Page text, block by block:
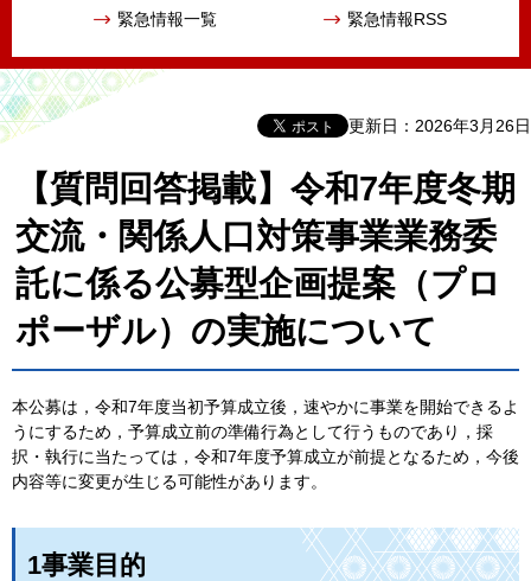
緊急情報一覧 緊急情報RSS
更新日：2026年3月26日
【質問回答掲載】令和7年度冬期
交流・関係人口対策事業業務委
託に係る公募型企画提案（プロ
ポーザル）の実施について
本公募は，令和7年度当初予算成立後，速やかに事業を開始できるよ
うにするため，予算成立前の準備行為として行うものであり，採
択・執行に当たっては，令和7年度予算成立が前提となるため，今後
内容等に変更が生じる可能性があります。
1事業目的